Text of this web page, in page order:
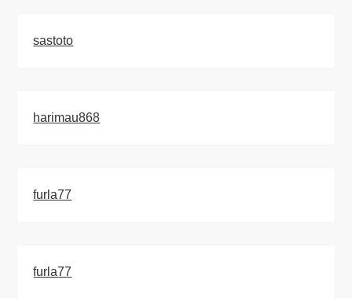
sastoto
harimau868
furla77
furla77